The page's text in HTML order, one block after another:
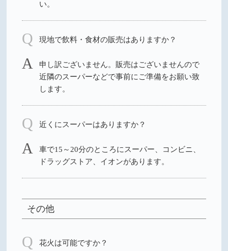
い。
現地で飲料・食材の販売はありますか？
申し訳ございません。販売はございませんので
近隣のスーパーなどで事前にご準備をお願い致
します。
近くにスーパーはありますか？
車で15～20分のところにスーパー、コンビニ、
ドラッグストア、イオンがあります。
その他
花火は可能ですか？